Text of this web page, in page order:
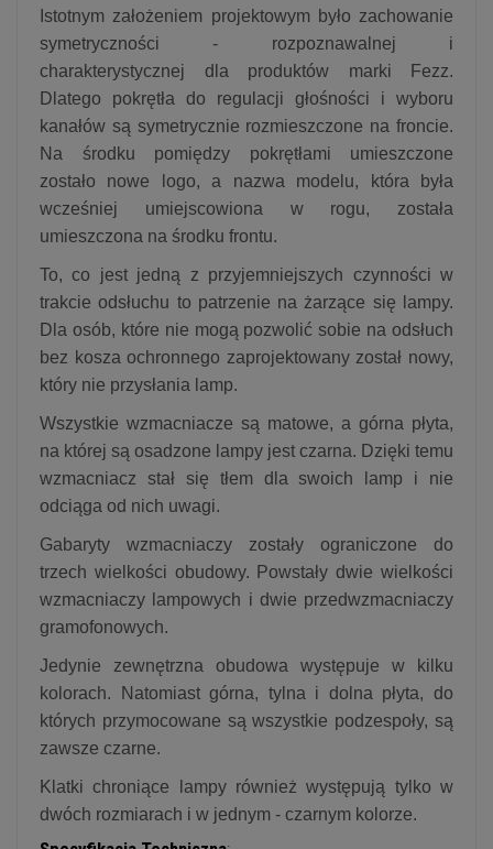
Istotnym założeniem projektowym było zachowanie
symetryczności - rozpoznawalnej i
charakterystycznej dla produktów marki Fezz.
Dlatego pokrętła do regulacji głośności i wyboru
kanałów są symetrycznie rozmieszczone na froncie.
Na środku pomiędzy pokrętłami umieszczone
zostało nowe logo, a nazwa modelu, która była
wcześniej umiejscowiona w rogu, została
umieszczona na środku frontu.
To, co jest jedną z przyjemniejszych czynności w
trakcie odsłuchu to patrzenie na żarzące się lampy.
Dla osób, które nie mogą pozwolić sobie na odsłuch
bez kosza ochronnego zaprojektowany został nowy,
który nie przysłania lamp.
Wszystkie wzmacniacze są matowe, a górna płyta,
na której są osadzone lampy jest czarna. Dzięki temu
wzmacniacz stał się tłem dla swoich lamp i nie
odciąga od nich uwagi.
Gabaryty wzmacniaczy zostały ograniczone do
trzech wielkości obudowy. Powstały dwie wielkości
wzmacniaczy lampowych i dwie przedwzmacniaczy
gramofonowych.
Jedynie zewnętrzna obudowa występuje w kilku
kolorach. Natomiast górna, tylna i dolna płyta, do
których przymocowane są wszystkie podzespoły, są
zawsze czarne.
Klatki chroniące lampy również występują tylko w
dwóch rozmiarach i w jednym - czarnym kolorze.